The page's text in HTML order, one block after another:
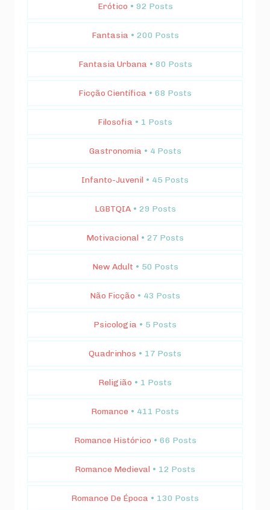
Erótico • 92 Posts
Fantasia • 200 Posts
Fantasia Urbana • 80 Posts
Ficção Científica • 68 Posts
Filosofia • 1 Posts
Gastronomia • 4 Posts
Infanto-Juvenil • 45 Posts
LGBTQIA • 29 Posts
Motivacional • 27 Posts
New Adult • 50 Posts
Não Ficção • 43 Posts
Psicologia • 5 Posts
Quadrinhos • 17 Posts
Religião • 1 Posts
Romance • 411 Posts
Romance Histórico • 66 Posts
Romance Medieval • 12 Posts
Romance De Época • 130 Posts